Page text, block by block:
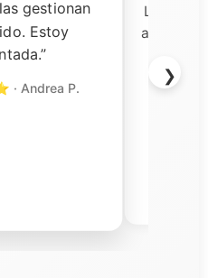
gestionan
Estoy
· Andrea P.
Las
❯